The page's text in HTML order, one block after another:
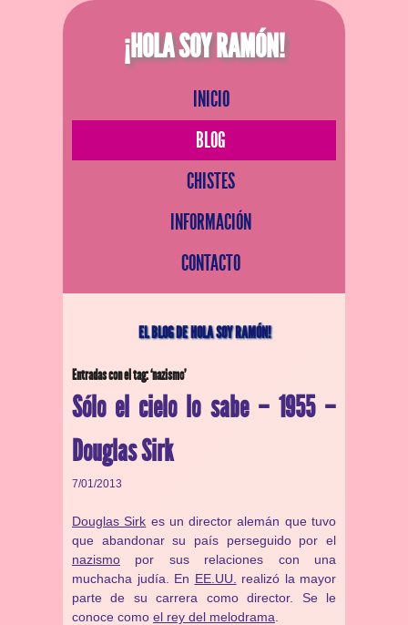
¡HOLA SOY RAMÓN!
INICIO
BLOG
CHISTES
INFORMACIÓN
CONTACTO
EL BLOG DE HOLA SOY RAMÓN!
Entradas con el tag: ‘nazismo’
Sólo el cielo lo sabe – 1955 –
Douglas Sirk
7/01/2013
Douglas Sirk es un director alemán que tuvo
que abandonar su país perseguido por el
nazismo por sus relaciones con una
muchacha judía. En EE.UU.
realizó la mayor
parte de su carrera como director. Se le
conoce como el rey del melodrama